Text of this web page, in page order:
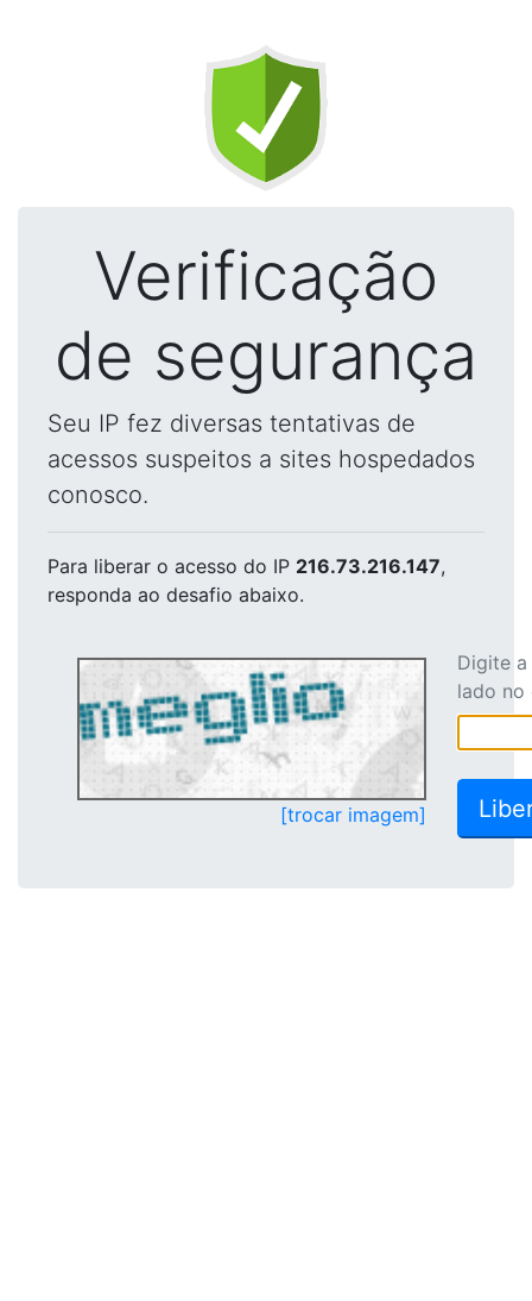
Verificação
de segurança
Seu IP fez diversas tentativas de
acessos suspeitos a sites hospedados
conosco.
Para liberar o acesso do IP 216.73.216.147,
responda ao desafio abaixo.
[trocar imagem]
Digite
lado no